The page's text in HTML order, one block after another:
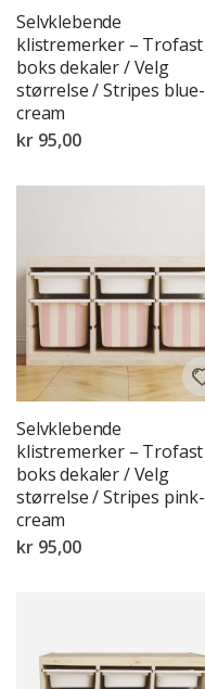
Selvklebende
klistremerker – Trofast
boks dekaler / Velg
størrelse / Stripes blue-
cream
kr 95,00
Selvklebende
klistremerker – Trofast
boks dekaler / Velg
størrelse / Stripes pink-
cream
kr 95,00